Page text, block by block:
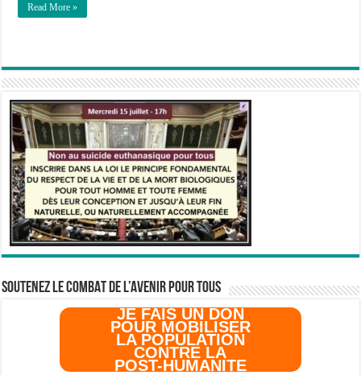
Read More »
SOUTENEZ LE COMBAT DE L’AVenir pour Tous
JE FAIS UN DON
POUR MOBILISER
LA POPULATION
CONTRE LA
POST-HUMANITE